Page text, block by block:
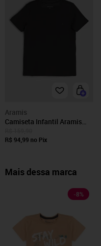
Aramis
Camiseta Infantil Aramis
R$ 94,99 no Pix
Mais dessa marca
-8%